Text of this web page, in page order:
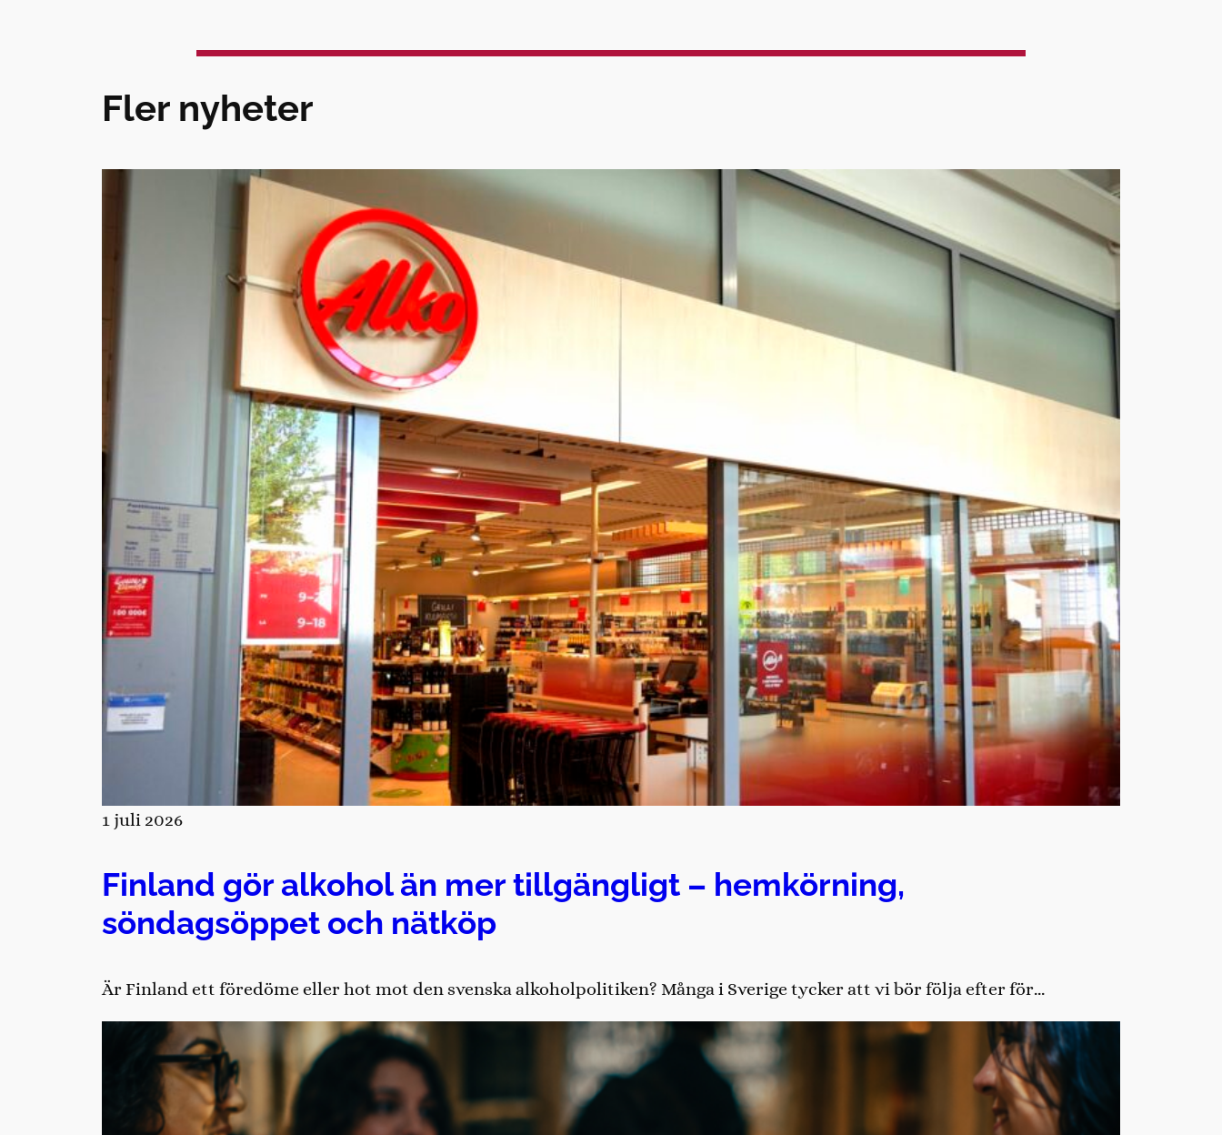
Fler nyheter
1 juli 2026
Finland gör alkohol än mer tillgängligt – hemkörning,
söndagsöppet och nätköp
Är Finland ett föredöme eller hot mot den svenska alkoholpolitiken? Många i Sverige tycker att vi bör följa efter för…